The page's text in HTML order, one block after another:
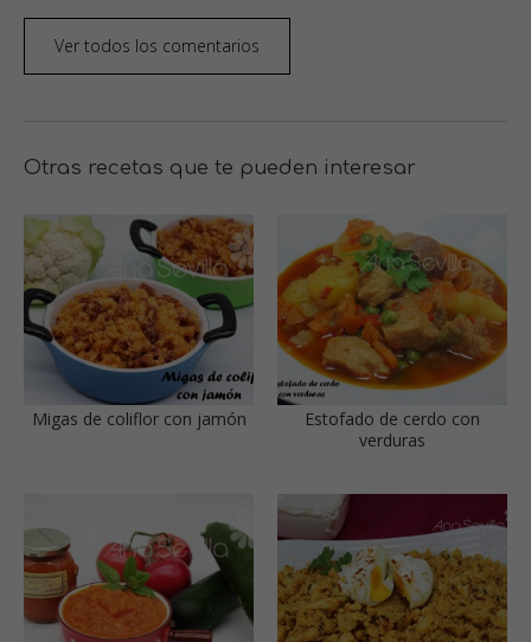
Ver todos los comentarios
Otras recetas que te pueden interesar
Migas de coliflor con jamón
Estofado de cerdo con
verduras